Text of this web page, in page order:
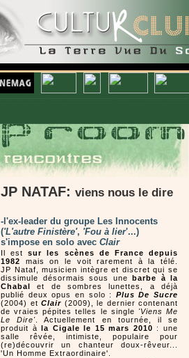
JP NATAF: viens nous le dire
-l'ex-leader du groupe Les Innocents
('L'autre Finistère', 'Fou à lier'...)
s'impose en solo avec Clair
Il estsur les scènes de France depuis
1982 mais on le voit rarement à la télé.
JP Nataf, musicien intègre et discret qui se
dissimule désormais sous une barbe à la
Chabal et de sombres lunettes, a déjà
publié deux opus en solo : Plus De Sucre
(2004) et Clair (2009), le dernier contenant
de vraies pépites telles le single 'Viens Me
Le Dire' . Actuellement en tournée, il se
produit àla Cigale le 15 mars 2010 : une
salle rêvée, intimiste, populaire pour
(re)découvrir un chanteur doux-rêveur...
'Un Homme Extraordinaire'.